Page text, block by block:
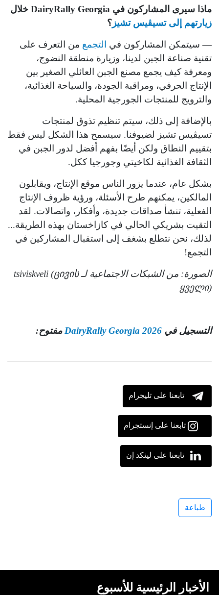
ماذا سيرى المشاركون في DairyRally Georgia خلال
زيارتهم إلى تسيڤيس تشيز ؟
— سيتمكن المشاركون في التجمع من التعرف على
تقنية صناعة الجبن لدينا، وزيارة منطقة النضوج،
ومعرفة كيف يجمع مصنع الجبن العائلي الصغير بين
الإنتاج الحرفي، ومراقبة الجودة، والسياحة الغذائية،
والترويج للمنتجات الجورجية المحلية.
بالإضافة إلى ذلك، سيتم تنظيم تذوق لمنتجات
تسيڤيس تشيز لضيوفنا. سيسمح هذا الشكل ليس فقط
بتقييم النطاق ولكن أيضًا بفهم أفضل لدور الجبن في
الثقافة الغذائية لكاخيتي وجورجيا ككل.
بشكل عام، عندما يزور الناس موقع الإنتاج، ويقابلون
المالكين، يمكنهم طرح الأسئلة، ورؤية ظروف الإنتاج
الفعلية، تنشأ صداقات جديدة، وأفكار، واتصالات. لقد
التقيت بشريكي الحالي في كازاخستان بهذه الطريقة...
لذلك، نحن نتطلع بشغف إلى استقبال المشاركين في
التجمع!
الصورة: من الشبكات الاجتماعية لـ tsiviskveli (ცივის
ყველი)
التسجيل في DairyRally Georgia 2026 مفتوح:
تابعنا على تليجرام
تابعنا على إنستجرام
تابعنا على لينكد إن
طباعة
الأخبار الرئيسية للأسبوع